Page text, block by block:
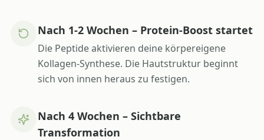
Nach 1-2 Wochen – Protein-Boost startet
Die Peptide aktivieren deine körpereigene
Kollagen-Synthese. Die Hautstruktur beginnt
sich von innen heraus zu festigen.
Nach 4 Wochen – Sichtbare
Transformation